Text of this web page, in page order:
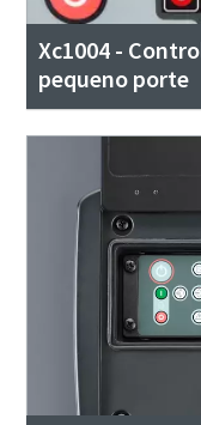
Xc1004 -
pequeno porte